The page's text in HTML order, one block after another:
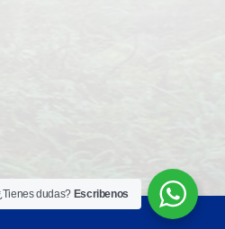
dudas? Escribenos